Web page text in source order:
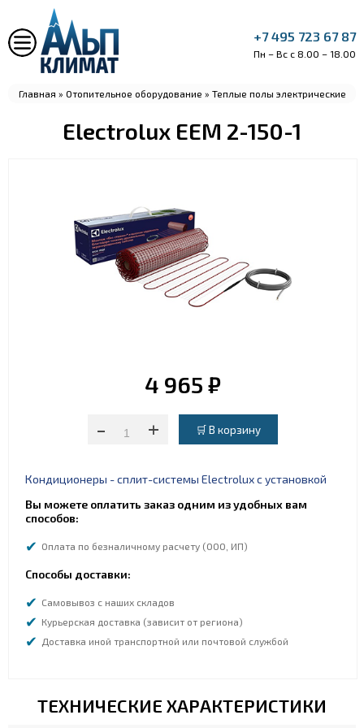
+7 495 723 67 87
Пн – Вс с 8.00 – 18.00
Главная » Отопительное оборудование » Теплые полы электрические
Electrolux EEM 2-150-1
4 965 ₽
-
+
Кондиционеры - сплит-системы Electrolux с установкой
Вы можете оплатить заказ одним из удобных вам
способов:
Оплата по безналичному расчету (ООО, ИП)
Способы доставки:
Самовывоз с наших складов
Курьерская доставка (зависит от региона)
Доставка иной транспортной или почтовой службой
ТЕХНИЧЕСКИЕ ХАРАКТЕРИСТИКИ